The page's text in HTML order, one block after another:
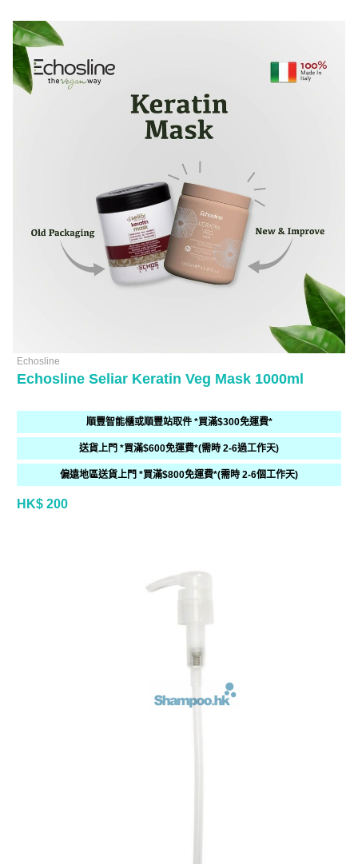
Echosline
Echosline Seliar Keratin Veg Mask 1000ml
順豐智能櫃或順豐站取件 *買滿$300免運費*
送貨上門 *買滿$600免運費*(需時 2-6過工作天)
偏遠地區送貨上門 *買滿$800免運費*(需時 2-6個工作天)
HK$ 200